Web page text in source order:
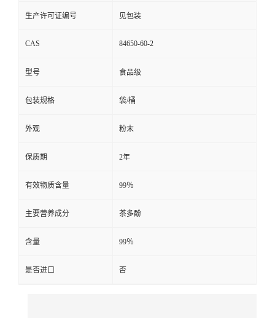
生产许可证编号 见包装
CAS 84650-60-2
型号 食品级
包装规格 袋/桶
外观 粉末
保质期 2年
有效物质含量 99％
主要营养成分 茶多酚
含量 99％
是否进口 否